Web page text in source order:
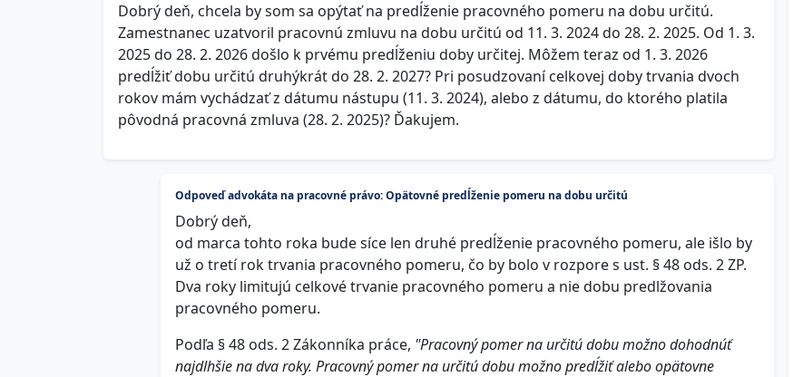
Dobrý deň, chcela by som sa opýtať na predĺženie pracovného pomeru na dobu určitú.
Zamestnanec uzatvoril pracovnú zmluvu na dobu určitú od 11. 3. 2024 do 28. 2. 2025. Od 1. 3.
2025 do 28. 2. 2026 došlo k prvému predĺženiu doby určitej. Môžem teraz od 1. 3. 2026
predĺžiť dobu určitú druhýkrát do 28. 2. 2027? Pri posudzovaní celkovej doby trvania dvoch
rokov mám vychádzať z dátumu nástupu (11. 3. 2024), alebo z dátumu, do ktorého platila
pôvodná pracovná zmluva (28. 2. 2025)? Ďakujem.
Odpoveď advokáta na pracovné právo: Opätovné predĺženie pomeru na dobu určitú
Dobrý deň,
od marca tohto roka bude síce len druhé predĺženie pracovného pomeru, ale išlo by
už o tretí rok trvania pracovného pomeru, čo by bolo v rozpore s ust. § 48 ods. 2 ZP.
Dva roky limitujú celkové trvanie pracovného pomeru a nie dobu predlžovania
pracovného pomeru.
Podľa § 48 ods. 2 Zákonníka práce, "Pracovný pomer na určitú dobu možno dohodnúť
najdlhšie na dva roky. Pracovný pomer na určitú dobu možno predĺžiť alebo opätovne